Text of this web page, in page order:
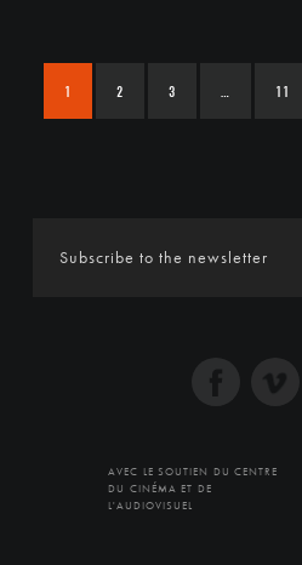
1 2 3 11
AVEC LE SOUTIEN DU CENTRE
DU CINÉMA ET DE
L'AUDIOVISUEL